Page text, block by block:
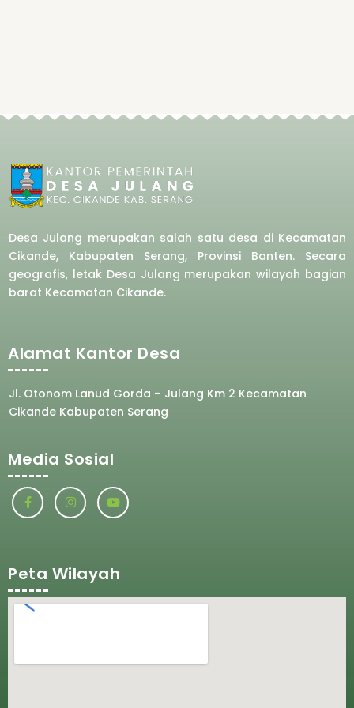
Desa Julang merupakan salah satu desa di Kecamatan
Cikande, Kabupaten Serang, Provinsi Banten. Secara
geografis, letak Desa Julang merupakan wilayah bagian
barat Kecamatan Cikande.
Alamat Kantor Desa
Jl. Otonom Lanud Gorda – Julang Km 2 Kecamatan
Cikande Kabupaten Serang
Media Sosial
Peta Wilayah